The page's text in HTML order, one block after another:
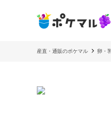
産直・通販のポケマル 卵・乳